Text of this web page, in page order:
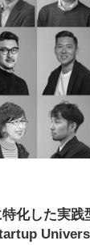
化した実践